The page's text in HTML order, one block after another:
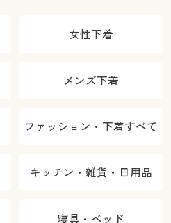
女性下着
メンズ下着
ファッション・下着すべて
キッチン・雑貨・日用品
寝具・ベッド